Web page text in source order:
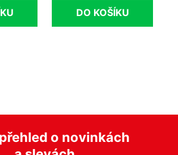
DO KOŠÍKU
o novinkách